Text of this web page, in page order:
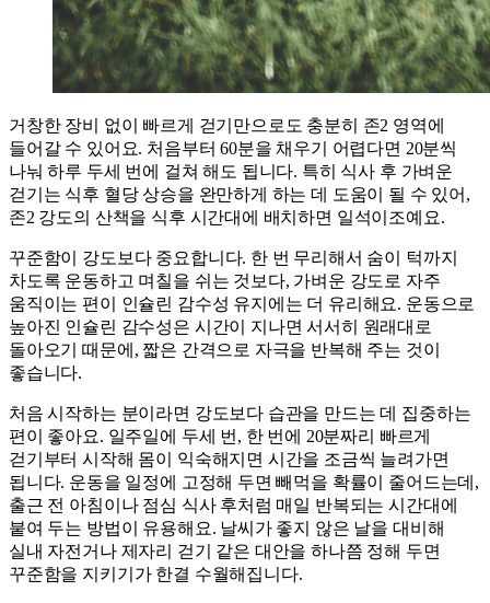
거창한 장비 없이 빠르게 걷기만으로도 충분히 존2 영역에
들어갈 수 있어요. 처음부터 60분을 채우기 어렵다면 20분씩
나눠 하루 두세 번에 걸쳐 해도 됩니다. 특히 식사 후 가벼운
걷기는 식후 혈당 상승을 완만하게 하는 데 도움이 될 수 있어,
존2 강도의 산책을 식후 시간대에 배치하면 일석이조예요.
꾸준함이 강도보다 중요합니다. 한 번 무리해서 숨이 턱까지
차도록 운동하고 며칠을 쉬는 것보다, 가벼운 강도로 자주
움직이는 편이 인슐린 감수성 유지에는 더 유리해요. 운동으로
높아진 인슐린 감수성은 시간이 지나면 서서히 원래대로
돌아오기 때문에, 짧은 간격으로 자극을 반복해 주는 것이
좋습니다.
처음 시작하는 분이라면 강도보다 습관을 만드는 데 집중하는
편이 좋아요. 일주일에 두세 번, 한 번에 20분짜리 빠르게
걷기부터 시작해 몸이 익숙해지면 시간을 조금씩 늘려가면
됩니다. 운동을 일정에 고정해 두면 빼먹을 확률이 줄어드는데,
출근 전 아침이나 점심 식사 후처럼 매일 반복되는 시간대에
붙여 두는 방법이 유용해요. 날씨가 좋지 않은 날을 대비해
실내 자전거나 제자리 걷기 같은 대안을 하나쯤 정해 두면
꾸준함을 지키기가 한결 수월해집니다.